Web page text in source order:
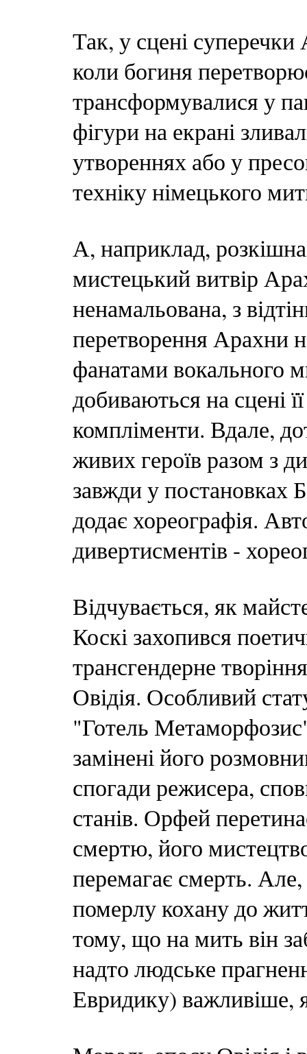
Так, у сцені
коли богиня
трансформувалися у
фігури на екрані
утвореннях або у
техніку німецького
А, наприклад,
мистецький витвір
ненамальована, з
перетворення Арахни
фанатами вокального
добиваються на сцені
компліменти. Вдале,
живих героїв разом з
завжди у постановках
додає хореографія.
дивертисментів -
Відчувається, як
Коскі захопився
трансгендерне
Овідія. Особливий
"Готель
замінені його
спогади режисера,
станів. Орфей
смертю, його
перемагає смерть.
померлу кохану до
тому, що на мить він
надто людське
Евридику) важливіше,